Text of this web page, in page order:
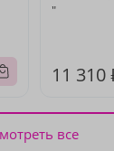
"
11 310
все